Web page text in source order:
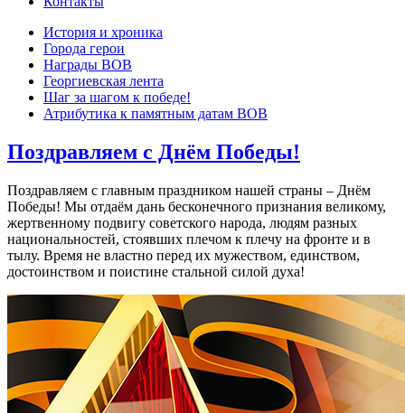
История и хроника
Города герои
Награды ВОВ
Георгиевская лента
Шаг за шагом к победе!
Атрибутика к памятным датам ВОВ
Поздравляем с Днём Победы!
Поздравляем с главным праздником нашей страны – Днём
Победы! Мы отдаём дань бесконечного признания великому,
жертвенному подвигу советского народа, людям разных
национальностей, стоявших плечом к плечу на фронте и в
тылу. Время не властно перед их мужеством, единством,
достоинством и поистине стальной силой духа!